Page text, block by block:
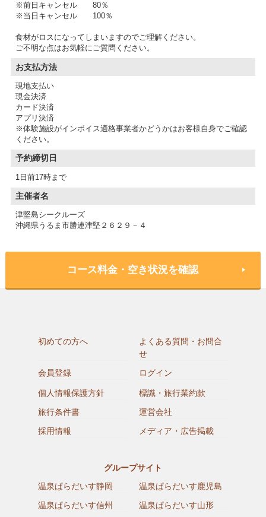
※前日キャンセル 80％
※当日キャンセル 100％
食材がロスになってしまいますのでご理解ください。
ご不明な点はお気軽にご質問ください。
お支払方法
現地支払い
現金決済
カード決済
アプリ決済
※体験施設がインボイス適格事業者かどうかはお客様自身でご確認
予約締切日
1日前17時まで
主催者名
津堅島シークルーズ
沖縄県うるま市勝連津堅２６２９－４
コース料金・空き状況を確認
初めての方へ
よくある質問・お問合
せ
会員登録
ログイン
個人情報保護方針
標識・旅行業約款
旅行条件書
運営会社
採用情報
メディア・広告掲載
グループサイト
温泉ぱらだいす静岡
温泉ぱらだいす鹿児島
温泉ぱらだいす信州
温泉ぱらだいす山形